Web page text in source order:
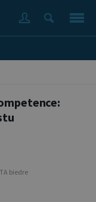
biedre